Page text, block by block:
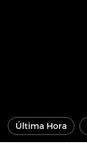
Última Hora